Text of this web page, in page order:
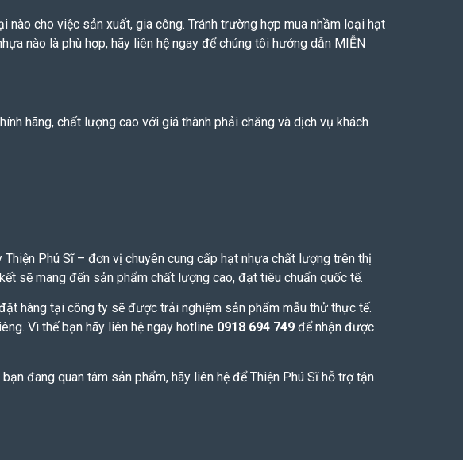
cho việc sản xuất, gia công. Tránh trường hợp mua nhầm loại hạt
nào là phù hợp, hãy liên hệ ngay để chúng tôi hướng dẫn MIỄN
hãng, chất lượng cao với giá thành phải chăng và dịch vụ khách
Phú Sĩ – đơn vị chuyên cung cấp hạt nhựa chất lượng trên thị
sẽ mang đến sản phẩm chất lượng cao, đạt tiêu chuẩn quốc tế.
hàng tại công ty sẽ được trải nghiệm sản phẩm mẫu thử thực tế.
Vì thế bạn hãy liên hệ ngay hotline 0918 694 749 để nhận được
đang quan tâm sản phẩm, hãy liên hệ để Thiện Phú Sĩ hỗ trợ tận